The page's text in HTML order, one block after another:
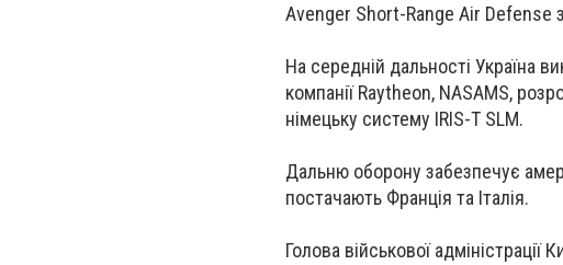
Avenger Short-Range Air Defense
На середній дальності Україна
компанії Raytheon, NASAMS,
німецьку систему IRIS-T SLM.
Дальню оборону забезпечує
постачають Франція та Італія.
Голова військової